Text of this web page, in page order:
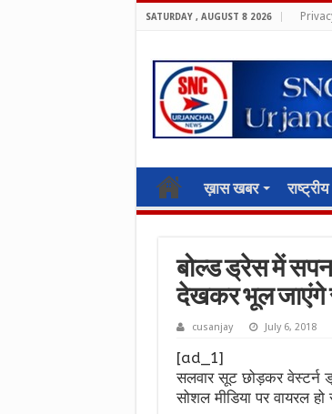
SATURDAY , AUGUST 8 2026
ख़ास खबर राष्ट्रीय
बोल्ड ड्रेस में
देखकर भूल
cusanjay July 6, 2018
[ad_1]
सलवार सूट छोड़कर वेस्टर्न
सोशल मीडिया पर वायरल हो